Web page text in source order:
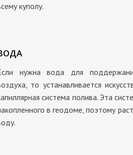
куполу.
нужна вода для
то устанавливается
система полива. Эта
в геодоме, поэтому